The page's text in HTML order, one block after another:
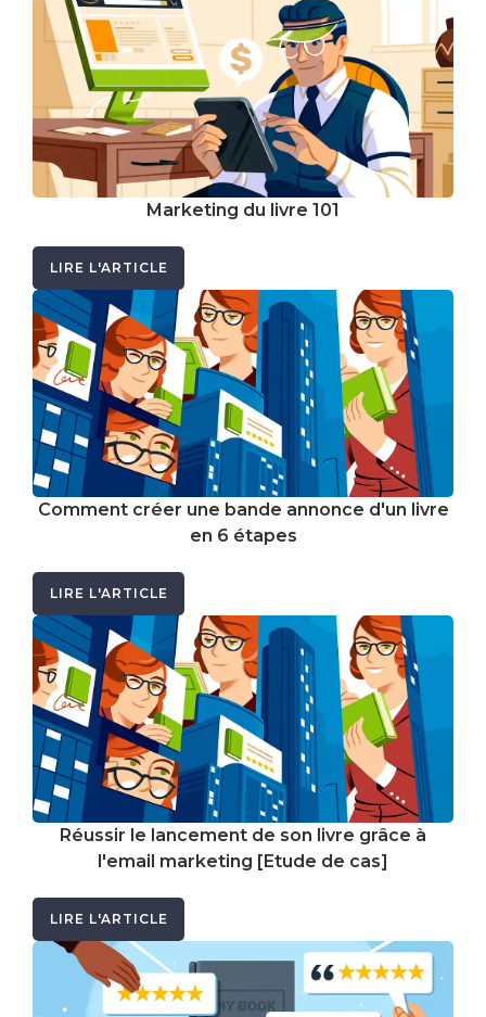
Marketing du livre 101
LIRE L'ARTICLE
Comment créer une bande annonce d'un livre
en 6 étapes
LIRE L'ARTICLE
Réussir le lancement de son livre grâce à
l'email marketing [Etude de cas]
LIRE L'ARTICLE